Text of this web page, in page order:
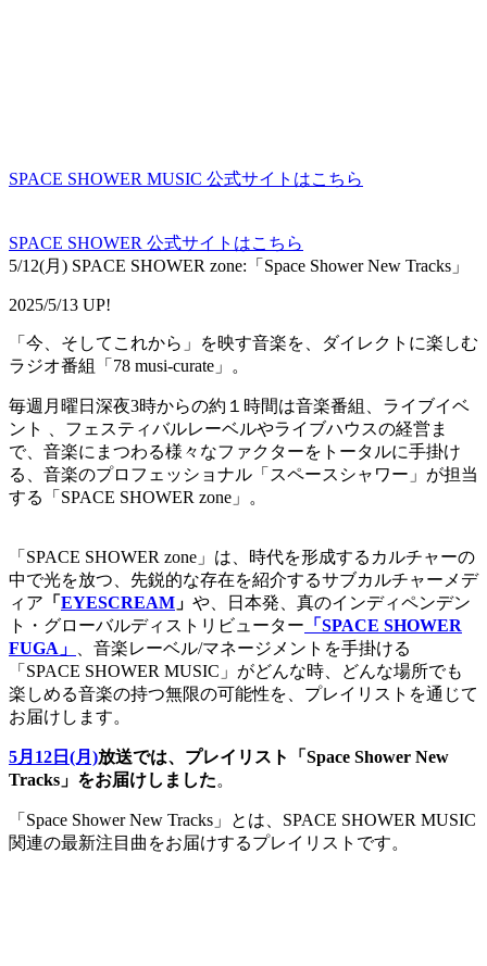
SPACE SHOWER MUSIC 公式サイトはこちら
SPACE SHOWER 公式サイトはこちら
5/12(月) SPACE SHOWER zone:「Space Shower New Tracks」
2025/5/13 UP!
「今、そしてこれから」を映す音楽を、ダイレクトに楽しむ
ラジオ番組「78 musi-curate」。
毎週月曜日深夜3時からの約１時間は音楽番組、ライブイベ
ント 、フェスティバルレーベルやライブハウスの経営ま
で、音楽にまつわる様々なファクターをトータルに手掛け
る、音楽のプロフェッショナル「スペースシャワー」が担当
する「SPACE SHOWER zone」。
「SPACE SHOWER zone」は、時代を形成するカルチャーの
中で光を放つ、先鋭的な存在を紹介するサブカルチャーメデ
ィア 「 EYESCREAM 」 や、日本発、真のインディペンデン
ト・グローバルディストリビューター 「SPACE SHOWER
FUGA」
、音楽レーベル/マネージメントを手掛ける
「SPACE SHOWER MUSIC」がどんな時、どんな場所でも
楽しめる音楽の持つ無限の可能性を、プレイリストを通じて
お届けします。
5月12日(月)放送では、プレイリスト「Space Shower New
Tracks」をお届けしました。
「Space Shower New Tracks」とは、SPACE SHOWER MUSIC
関連の最新注目曲をお届けするプレイリストです。